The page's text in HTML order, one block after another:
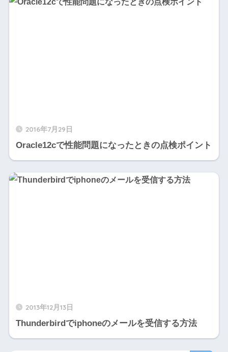
2016年7月29日
Oracle12cで性能問題になったときの点検ポイント
2013年12月13日
Thunderbirdでiphoneのメールを受信する方法